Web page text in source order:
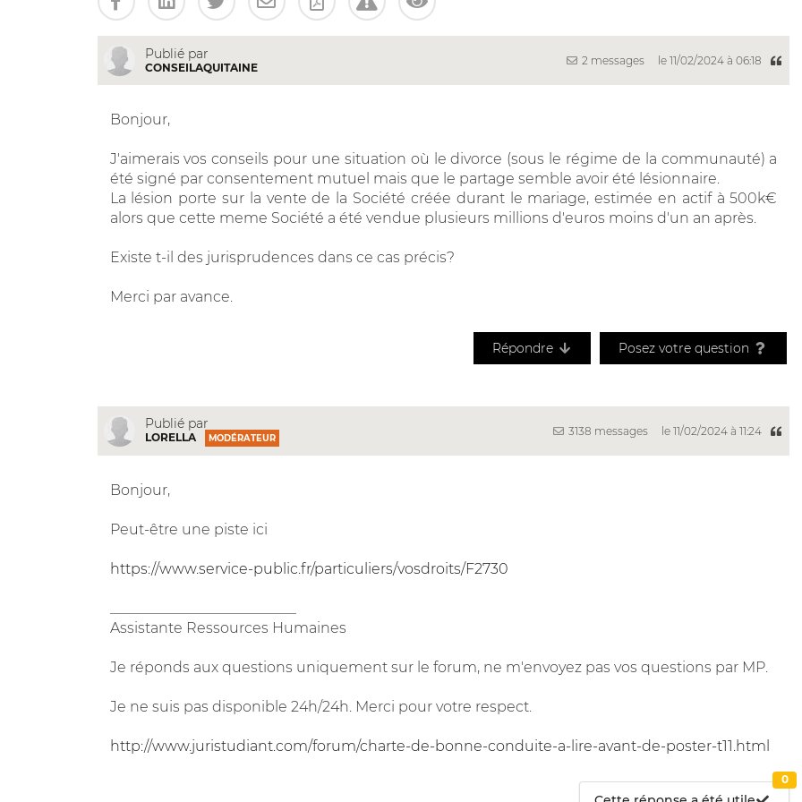
Publié par
CONSEILAQUITAINE
2 messages le 11/02/2024 à 06:18
Bonjour,
J'aimerais vos conseils pour une situation où le divorce (sous le régime de la communauté) a
été signé par consentement mutuel mais que le partage semble avoir été lésionnaire.
La lésion porte sur la vente de la Société créée durant le mariage, estimée en actif à 500k€
alors que cette meme Société a été vendue plusieurs millions d'euros moins d'un an après.
Existe t-il des jurisprudences dans ce cas précis?
Merci par avance.
Répondre Posez votre question
Publié par
LORELLA MODÉRATEUR
3138 messages le 11/02/2024 à 11:24
Bonjour,
Peut-être une piste ici
https://www.service-public.fr/particuliers/vosdroits/F2730
Assistante Ressources Humaines
Je réponds aux questions uniquement sur le forum, ne m'envoyez pas vos questions par MP.
Je ne suis pas disponible 24h/24h. Merci pour votre respect.
http://www.juristudiant.com/forum/charte-de-bonne-conduite-a-lire-avant-de-poster-t11.html
0